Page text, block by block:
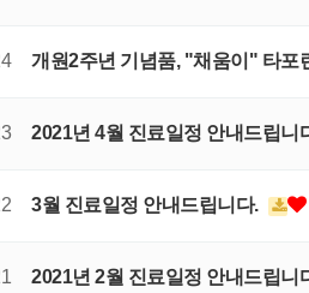
개원2주년 기념품, "채움이" 타포
2021년 4월 진료일정 안내드립니
3월 진료일정 안내드립니다.
2021년 2월 진료일정 안내드립니